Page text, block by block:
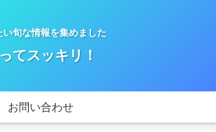
い旬な情報を集めました
てスッキリ！
お問い合わせ